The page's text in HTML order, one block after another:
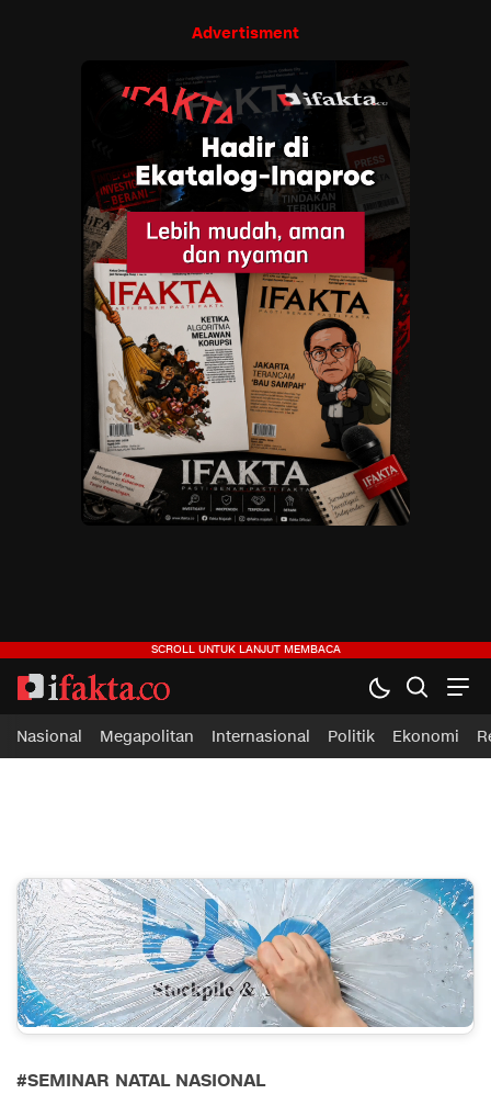
Advertisment
ifakta.co
#pastibenar
Nasional Megapolitan Internasional Politik Ekonomi
#SEMINAR NATAL NASIONAL